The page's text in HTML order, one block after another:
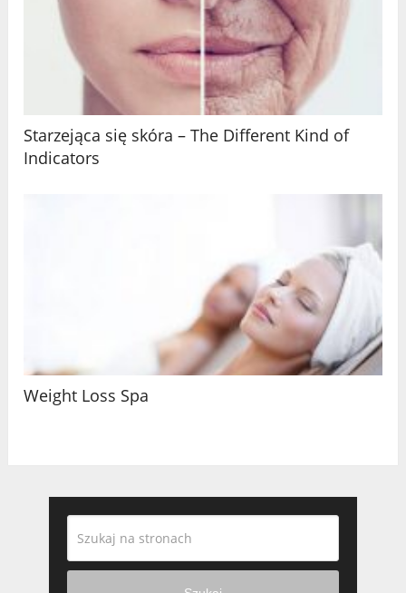
Starzejąca się skóra – The Different Kind of
Indicators
Weight Loss Spa